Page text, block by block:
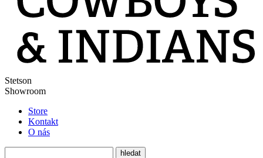
Stetson
Showroom
Store
Kontakt
O nás